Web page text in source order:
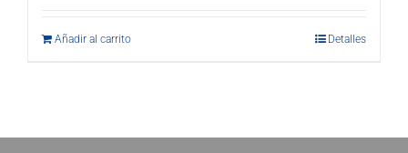
Añadir al carrito Detalles